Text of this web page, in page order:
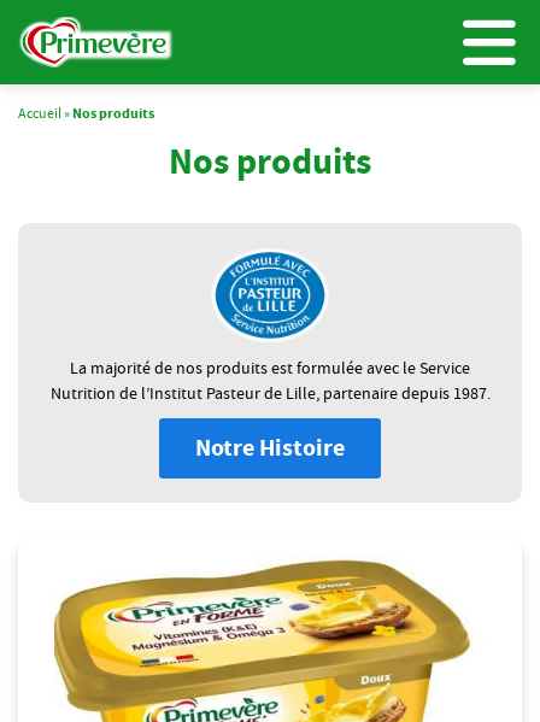
Accueil» Nos produits
Nos produits
La majorité de nos produits est formulée avec le Service
Nutrition de l’Institut Pasteur de Lille, partenaire depuis 1987.
Notre Histoire